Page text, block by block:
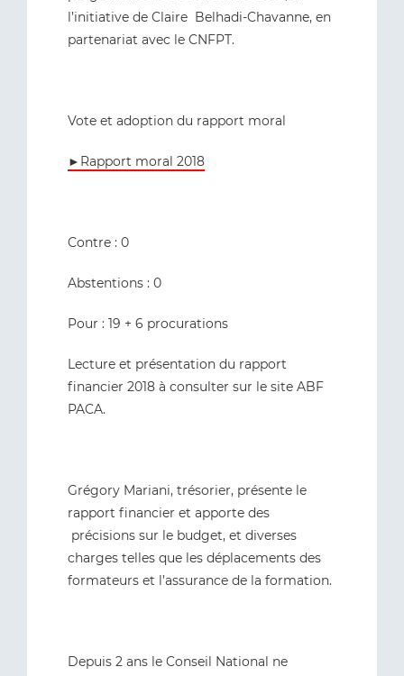
l’initiative de Claire Belhadi-Chavanne, en
partenariat avec le CNFPT.
Vote et adoption du rapport moral
►Rapport moral 2018
Contre : 0
Abstentions : 0
Pour : 19 + 6 procurations
Lecture et présentation du rapport
financier 2018 à consulter sur le site ABF
PACA.
Grégory Mariani, trésorier, présente le
rapport financier et apporte des
précisions sur le budget, et diverses
charges telles que les déplacements des
formateurs et l’assurance de la formation.
Depuis 2 ans le Conseil National ne